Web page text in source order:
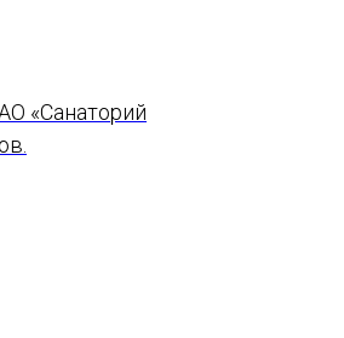
«Санаторий